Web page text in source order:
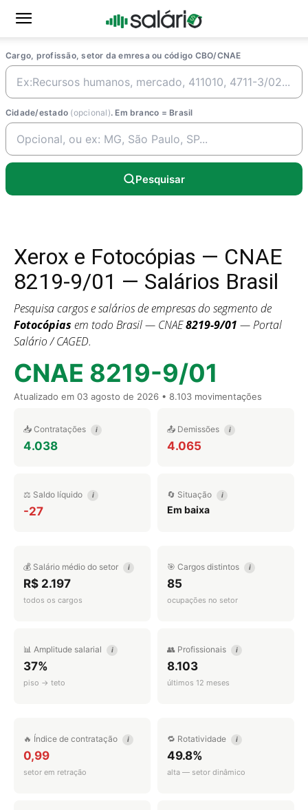
Cargo, profissão, setor da emresa ou código CBO/CNAE
Cidade/estado (opcional). Em branco = Brasil
Pesquisar
Xerox e Fotocópias — CNAE
8219-9/01 — Salários Brasil
Pesquisa cargos e salários de empresas do segmento de
Fotocópias em todo Brasil — CNAE8219-9/01 — Portal
Salário / CAGED.
CNAE 8219-9/01
Atualizado em 03 agosto de 2026 • 8.103 movimentações
📥 Contratações i
4.038
📤 Demissões i
4.065
⚖️ Saldo líquido i
-27
🔄 Situação i
Em baixa
💰 Salário médio do setor i
R$ 2.197
todos os cargos
🎯 Cargos distintos i
85
ocupações no setor
📊 Amplitude salarial i
37%
piso → teto
👥 Profissionais i
8.103
últimos 12 meses
🔥 Índice de contratação i
0,99
setor em retração
🔁 Rotatividade i
49.8%
alta — setor dinâmico